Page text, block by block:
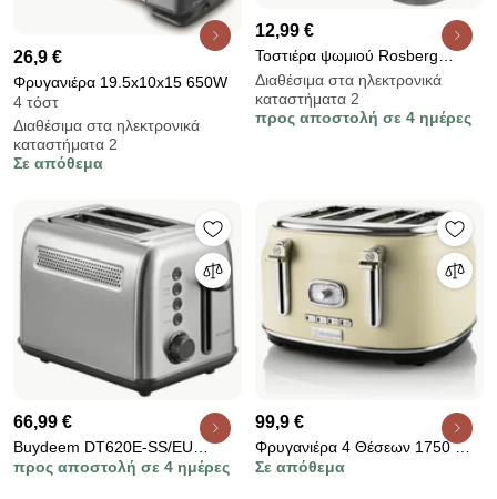
26,9 €
Φρυγανιέρα 19.5x10x15 650W
4 τόστ
Διαθέσιμα στα ηλεκτρονικά
καταστήματα 2
Σε απόθεμα
12,99 €
Τοστιέρα ψωμιού Rosberg
R51440GS, 700W, 2 φέτες, 6
επίπεδα, Μη θερμαινόμενη
εξωτερική επιφάνεια, Λευκό/γκρι
Διαθέσιμα στα ηλεκτρονικά
καταστήματα 2
προς αποστολή σε 4 ημέρες
66,99 €
Buydeem DT620E-SS/EU
τοστιέρα ψωμιού, 900W, έως
προς αποστολή σε 4 ημέρες
99,9 €
Φρυγανιέρα 4 Θέσεων 1750 W
Χρώματος Κρεμ Westinghouse
Σε απόθεμα